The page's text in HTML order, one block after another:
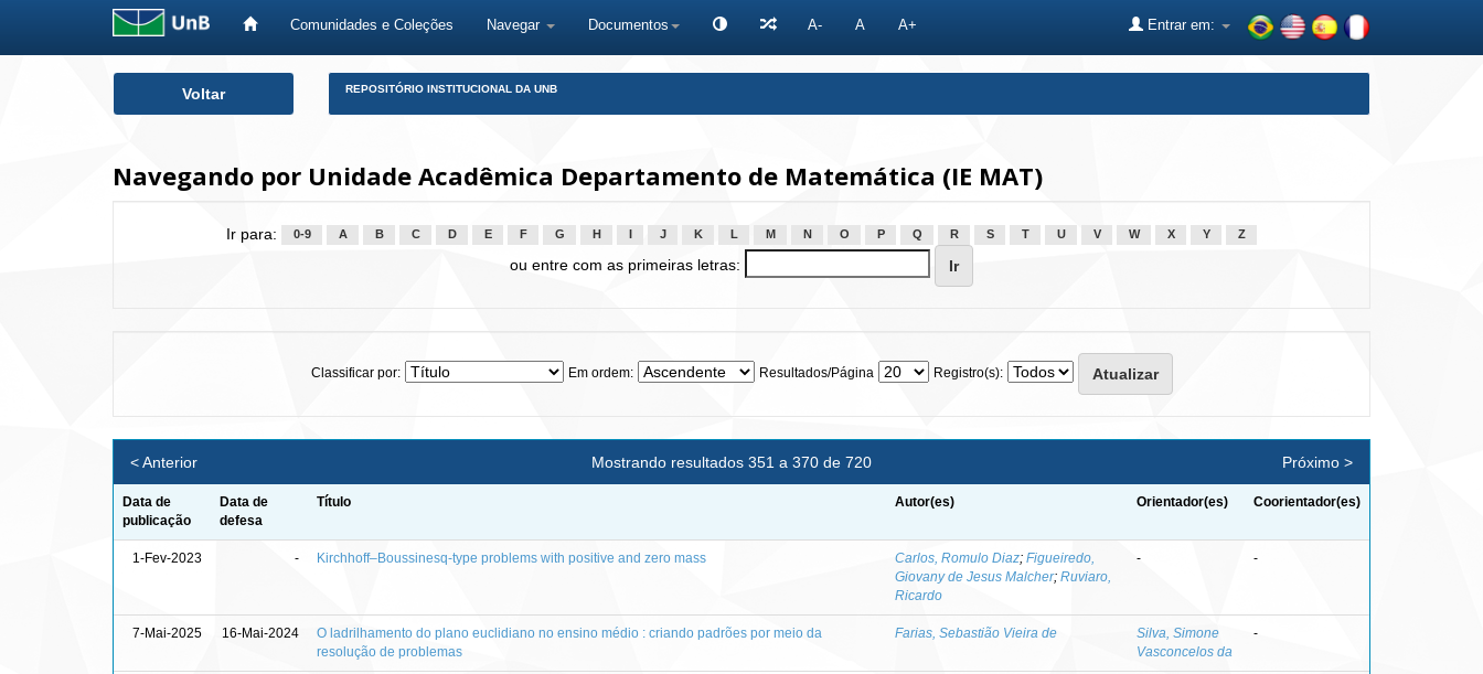
Comunidades e Coleções Navegar Documentos A- A A+ Entrar em:
Voltar REPOSITÓRIO INSTITUCIONAL DA UNB
Navegando por Unidade Acadêmica Departamento de Matemática (IE MAT)
Ir para: 0-9 A B C D E F G H J K L M N O P Q R S T U V W X Y Z
ou entre com as primeiras letras:
Classificar por: Em ordem: Resultados/Página Registro(s):
Mostrando resultados 351 a 370 de 720
< Anterior Próximo >
Data de
publicação
Data de
defesa
Título Autor(es) Orientador(es) Coorientador(es)
1-Fev-2023 - Kirchhoff–Boussinesq-type problems with positive and zero mass Carlos, Romulo Diaz; Figueiredo,
Giovany de Jesus Malcher; Ruviaro,
Ricardo
- -
7-Mai-2025 16-Mai-2024
O ladrilhamento do plano euclidiano no ensino médio : criando padrões por meio da
resolução de problemas
Farias, Sebastião Vieira de
Silva, Simone
Vasconcelos da
-